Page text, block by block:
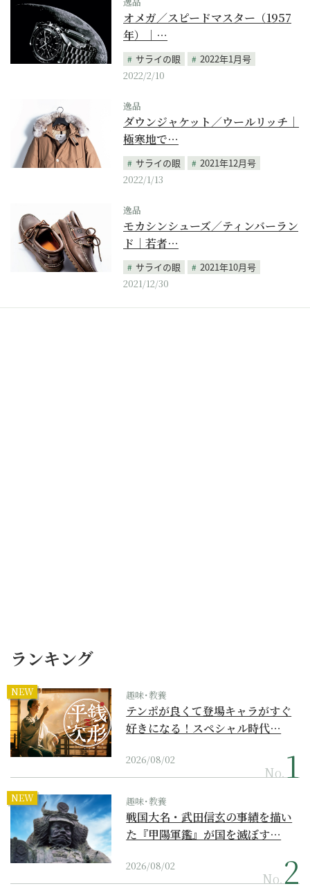
オメガ／スピードマスター（1957
年）｜…
サライの眼
2022年1月号
2022/2/10
逸品
ダウンジャケット／ウールリッチ｜
極寒地で…
サライの眼
2021年12月号
2022/1/13
逸品
モカシンシューズ／ティンバーラン
ド｜若者…
サライの眼
2021年10月号
2021/12/30
ランキング
NEW 趣味･教養
テンポが良くて登場キャラがすぐ
好きになる！スペシャル時代…
2026/08/02
No.
NEW 趣味･教養
戦国大名・武田信玄の事績を描い
た『甲陽軍鑑』が国を滅ぼす…
2026/08/02
No.